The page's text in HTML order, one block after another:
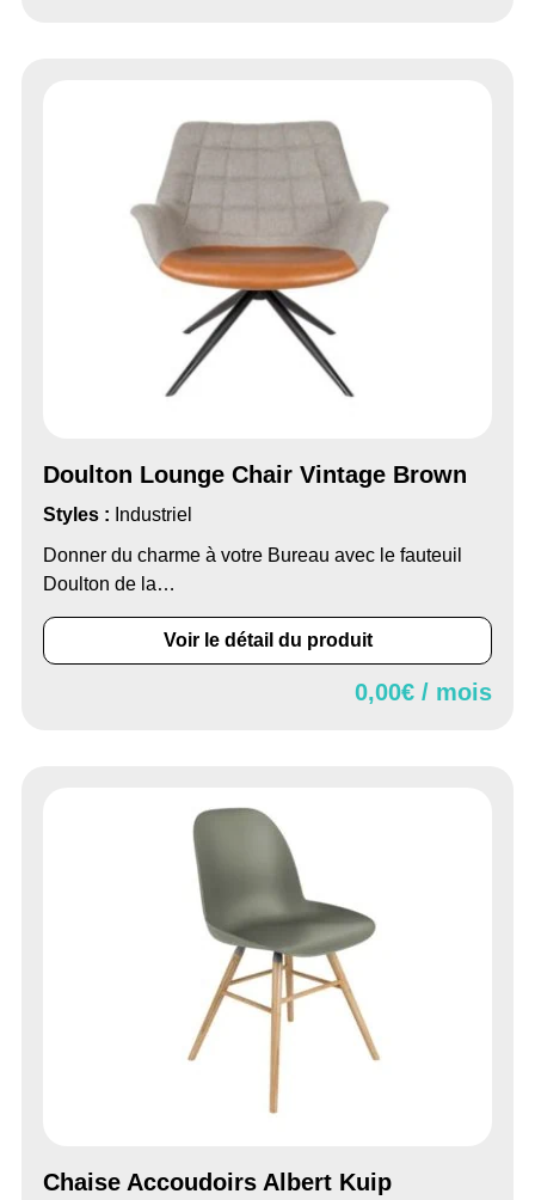
Doulton Lounge Chair Vintage Brown
Styles : Industriel
Donner du charme à votre Bureau avec le fauteuil
Doulton de la…
0,00€ / mois
Voir le détail du produit
Chaise Accoudoirs Albert Kuip